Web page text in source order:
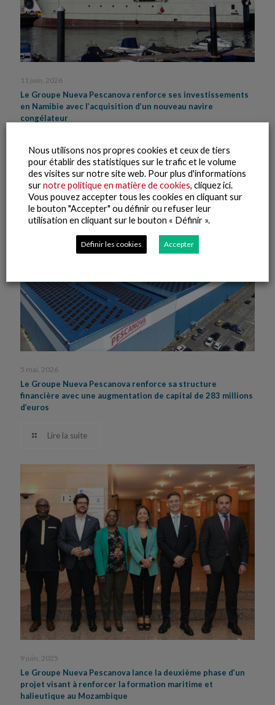
11 juin, 2026
Le Groupe Nueva Pescanova renforce ses investissements
en Namibie avec l’acquisition d’un nouveau navire
congélateur
Lire la suite
5 mai, 2026
Le Groupe Nueva Pescanova renforce sa structure
financière avec une augmentation de capital de 283 millions
d’euros
Lire la suite
9 juin, 2025
Le Groupe Nueva Pescanova lance la deuxième phase d’un
projet visant à renforcer la formation maritime et
halieutique au Mozambique
Nous utilisons nos propres cookies et ceux de tiers
pour établir des statistiques sur le trafic et le volume
des visites sur notre site web. Pour plus d'informations
surnotre politique en matière de cookies, cliquez ici.
Vous pouvez accepter tous les cookies en cliquant sur
le bouton "Accepter" ou définir ou refuser leur
utilisation en cliquant sur le bouton « Définir ».
Définir les cookies Accepter